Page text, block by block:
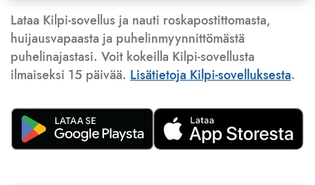
Lataa Kilpi-sovellus ja nauti roskapostittomasta,
huijausvapaasta ja puhelinmyynnittömästä
puhelinajastasi. Voit kokeilla Kilpi-sovellusta
ilmaiseksi 15 päivää. Lisätietoja Kilpi-sovelluksesta.